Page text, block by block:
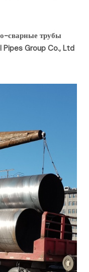
сварные трубы
Pipes Group Co., Ltd